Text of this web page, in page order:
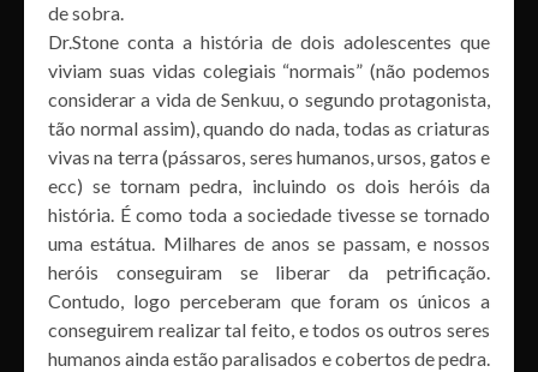
de sobra.
Dr.Stone conta a história de dois adolescentes que
viviam suas vidas colegiais “normais” (não podemos
considerar a vida de Senkuu, o segundo protagonista,
tão normal assim), quando do nada, todas as criaturas
vivas na terra (pássaros, seres humanos, ursos, gatos e
ecc) se tornam pedra, incluindo os dois heróis da
história. É como toda a sociedade tivesse se tornado
uma estátua. Milhares de anos se passam, e nossos
heróis conseguiram se liberar da petrificação.
Contudo, logo perceberam que foram os únicos a
conseguirem realizar tal feito, e todos os outros seres
humanos ainda estão paralisados e cobertos de pedra.